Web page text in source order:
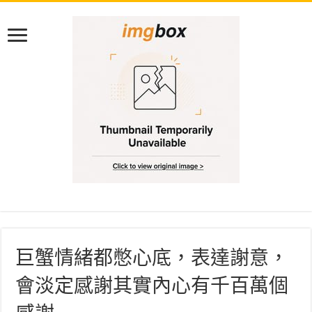
巨蟹情緒都憋心底，表達謝意，
會淡定感謝其實內心有千百萬個